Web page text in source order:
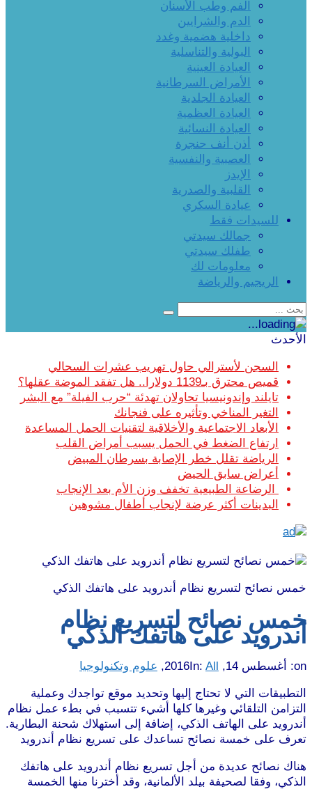
الفم وطب الأسنان
الدم والشرايين
داخلية هضمية وغدد
البولية والتناسلية
العيادة العينية
الأمراض السرطانية
العيادة الجلدية
العيادة العظمية
العيادة النسائية
أذن أنف حنجرة
العصبية والنفسية
الإيدز
القلبية والصدرية
عيادة السكري
للسيدات فقط
جمالك سيدتي
طفلك سيدتي
معلومات لك
الريجيم والرياضة
الأحدث
السجن لأسترالي حاول تهريب عشرات السحالي
قميص محترق بـ1139 دولارا.. هل تفقد الموضة عقلها؟
تايلند وإندونيسيا تحاولان تهدئة “حرب الفيلة” مع البشر
التغير المناخي وتأثيره على فنجانك
الأبعاد الاجتماعية والأخلاقية لتقنيات الحمل المساعدة
ارتفاع الضغط في الحمل يسبب أمراض القلب
الرياضة تقلل خطر الإصابة بسرطان المبيض
أعراض سابق الحيض
الرضاعة الطبيعية تخفف وزن الأم بعد الإنجاب
البدينات أكثر عرضة لإنجاب أطفال مشوهين
خمس نصائح لتسريع نظام أندرويد على هاتفك الذكي
خمس نصائح لتسريع نظام
أندرويد على هاتفك الذكي
on: أغسطس 14, 2016 In: All
, علوم وتكنولوجيا
التطبيقات التي لا تحتاج إليها وتحديد موقع تواجدك وعملية
التزامن التلقائي وغيرها كلها أشيء تتسبب في بطء عمل نظام
أندرويد على الهاتف الذكي، إضافة إلى استهلاك شحنة البطارية.
تعرف على خمسة نصائح تساعدك على تسريع نظام أندرويد
هناك نصائح عديدة من أجل تسريع نظام أندرويد على هاتفك
الذكي، وفقا لصحيفة بيلد الألمانية، وقد أخترنا منها الخمسة